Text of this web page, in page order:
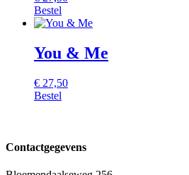
Bestel
You & Me
€ 27,50
Bestel
Contactgegevens